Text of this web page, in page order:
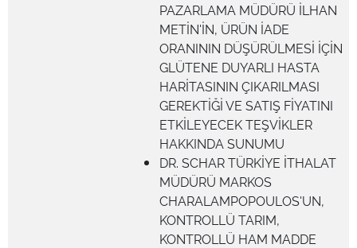
PAZARLAMA MÜDÜRÜ İLHAN
METİN'İN, ÜRÜN İADE
ORANININ DÜŞÜRÜLMESİ İÇİN
GLÜTENE DUYARLI HASTA
HARİTASININ ÇIKARILMASI
GEREKTİĞİ VE SATIŞ FİYATINI
ETKİLEYECEK TEŞVİKLER
HAKKINDA SUNUMU
DR. SCHAR TÜRKİYE İTHALAT
MÜDÜRÜ MARKOS
CHARALAMPOPOULOS'UN,
KONTROLLÜ TARIM,
KONTROLLÜ HAM MADDE